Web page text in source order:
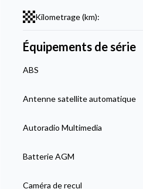
Kilometrage (km):
Équipements de série
ABS
Antenne satellite automatique
Autoradio Multimedia
Batterie AGM
Caméra de recul